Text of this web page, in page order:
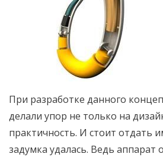
При разработке данного
делали упор не только на
практичность. И стоит отдать
задумка удалась. Ведь аппарат